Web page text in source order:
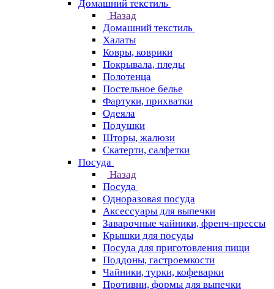
Домашний текстиль
Назад
Домашний текстиль
Халаты
Ковры, коврики
Покрывала, пледы
Полотенца
Постельное белье
Фартуки, прихватки
Одеяла
Подушки
Шторы, жалюзи
Скатерти, салфетки
Посуда
Назад
Посуда
Одноразовая посуда
Аксессуары для выпечки
Заварочные чайники, френч-прессы
Крышки для посуды
Посуда для приготовления пищи
Поддоны, гастроемкости
Чайники, турки, кофеварки
Противни, формы для выпечки